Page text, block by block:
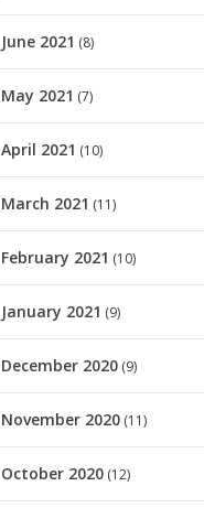
June 2021 (8)
May 2021 (7)
April 2021 (10)
March 2021 (11)
February 2021 (10)
January 2021 (9)
December 2020 (9)
November 2020 (11)
October 2020 (12)